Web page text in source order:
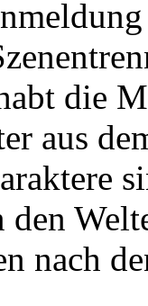
die
aus
den
nach